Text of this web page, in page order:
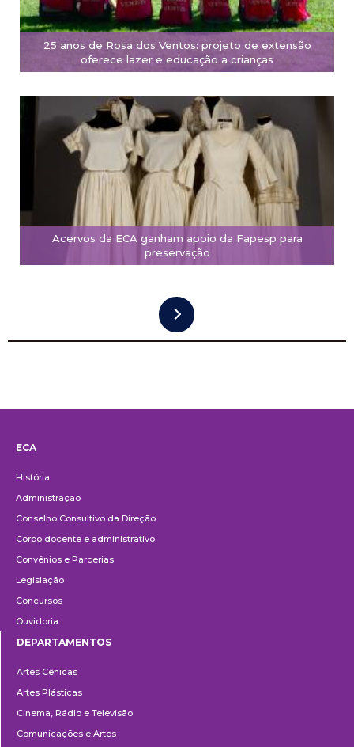
25 anos de Rosa dos Ventos: projeto de extensão
oferece lazer e educação a crianças
Acervos da ECA ganham apoio da Fapesp para
preservação
ECA
História
Administração
Conselho Consultivo da Direção
Corpo docente e administrativo
Convênios e Parcerias
Legislação
Concursos
Ouvidoria
DEPARTAMENTOS
Artes Cênicas
Artes Plásticas
Cinema, Rádio e Televisão
Comunicações e Artes